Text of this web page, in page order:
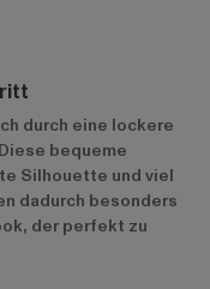
durch eine lockere
bequeme
Silhouette und viel
dadurch besonders
der perfekt zu